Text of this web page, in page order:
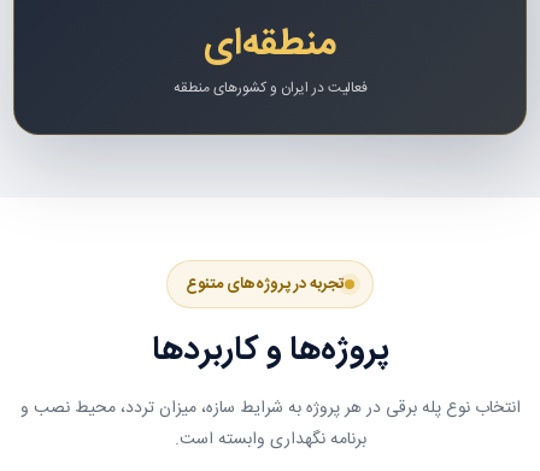
منطقه‌ای
فعالیت در ایران و کشورهای منطقه
تجربه در پروژه‌های متنوع
پروژه‌ها و کاربردها
انتخاب نوع پله برقی در هر پروژه به شرایط سازه، میزان تردد، محیط نصب و
برنامه نگهداری وابسته است.
مراکز خرید و مجتمع‌های تجاری